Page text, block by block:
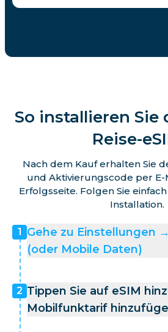
So installieren Sie
Reise-
Nach dem Kauf erhalten Sie
und Aktivierungscode per
Erfolgsseite. Folgen Sie
Installation.
1 Gehe zu Einstellungen
(oder Mobile Daten)
2 Tippen Sie auf eSIM
Mobilfunktarif